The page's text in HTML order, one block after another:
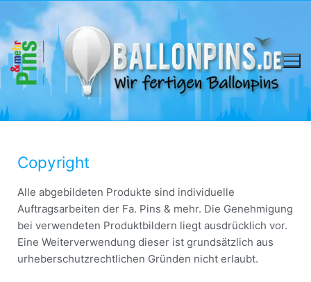
Copyright
Alle abgebildeten Produkte sind individuelle
Auftragsarbeiten der Fa. Pins & mehr. Die Genehmigung
bei verwendeten Produktbildern liegt ausdrücklich vor.
Eine Weiterverwendung dieser ist grundsätzlich aus
urheberschutzrechtlichen Gründen nicht erlaubt.